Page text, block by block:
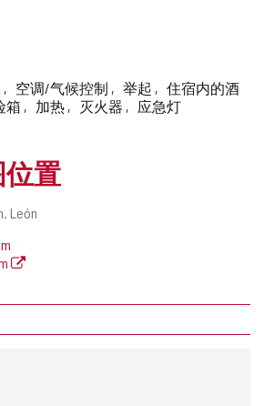
空调/气候控制 举起
住宿内的酒
箱 加热 灭火器 应急灯
置
León